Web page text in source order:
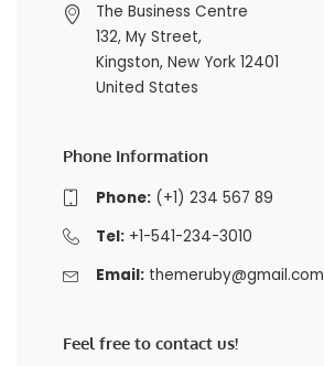
The Business Centre
132, My Street,
Kingston, New York 12401
United States
Phone Information
Phone:(+1) 234 567 89
Tel:+1-541-234-3010
Email: themeruby@gmail.com
Feel free to contact us!